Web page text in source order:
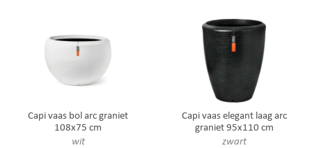
Capi vaas bol arc graniet
108x75 cm
wit
Capi vaas elegant laag arc
graniet 95x110 cm
zwart